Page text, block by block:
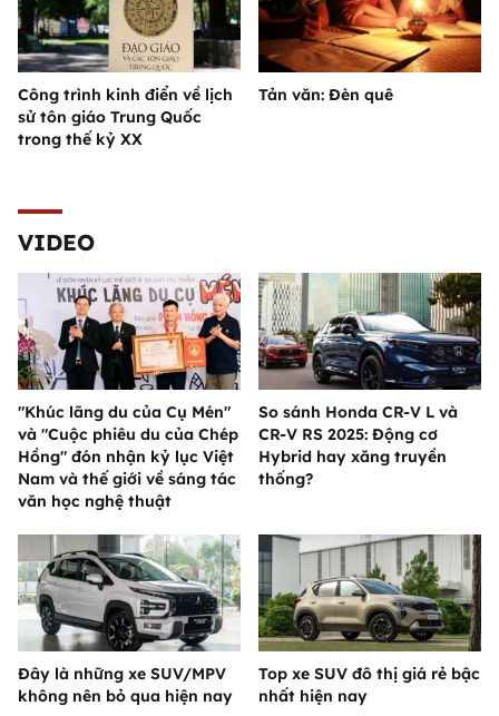
Công trình kinh điển về lịch
sử tôn giáo Trung Quốc
trong thế kỷ XX
Tản văn: Đèn quê
VIDEO
"Khúc lãng du của Cụ Mén"
và "Cuộc phiêu du của Chép
Hồng" đón nhận kỷ lục Việt
Nam và thế giới về sáng tác
văn học nghệ thuật
So sánh Honda CR-V L và
CR-V RS 2025: Động cơ
Hybrid hay xăng truyền
thống?
Đây là những xe SUV/MPV
không nên bỏ qua hiện nay
Top xe SUV đô thị giá rẻ bậc
nhất hiện nay